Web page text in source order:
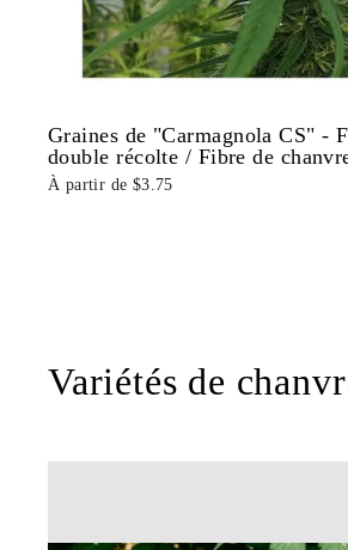
Graines de "Carmagnola CS" -
double récolte / Fibre de
À partir de $3.75
Variétés de